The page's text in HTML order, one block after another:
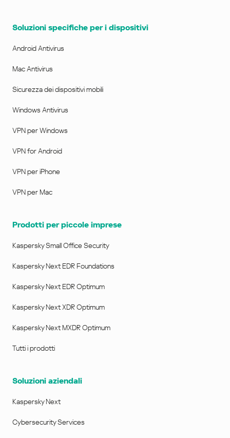
Soluzioni specifiche per i dispositivi
Android Antivirus
Mac Antivirus
Sicurezza dei dispositivi mobili
Windows Antivirus
VPN per Windows
VPN for Android
VPN per iPhone
VPN per Mac
Prodotti per piccole imprese
Kaspersky Small Office Security
Kaspersky Next EDR Foundations
Kaspersky Next EDR Optimum
Kaspersky Next XDR Optimum
Kaspersky Next MXDR Optimum
Tutti i prodotti
Soluzioni aziendali
Kaspersky Next
Cybersecurity Services